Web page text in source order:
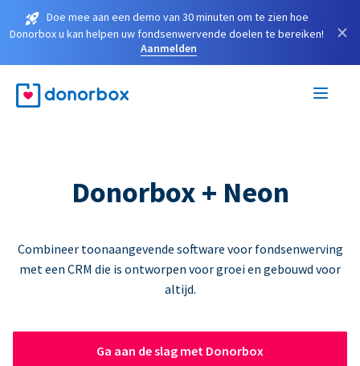
Doe mee aan een demo van 30 minuten om te zien hoe
Donorbox u kan helpen uw fondsenwervende doelen te bereiken!
Aanmelden
×
Donorbox + Neon
Combineer toonaangevende software voor fondsenwerving
met een CRM die is ontworpen voor groei en gebouwd voor
altijd.
Ga aan de slag met Donorbox